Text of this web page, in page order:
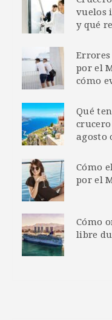
vuelos
y qué
por el
cómo
Qué
agosto
Cómo
por el
Cómo
libre